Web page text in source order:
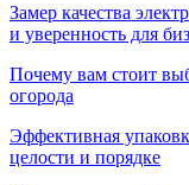
Замер качества
и уверенность для
Почему вам стоит
огорода
Эффективная
целости и порядке